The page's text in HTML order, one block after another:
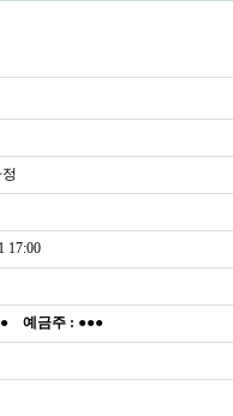
17:00
예금주 : ●●●